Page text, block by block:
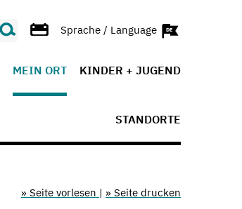
Sprache / Language
MEIN ORT KINDER + JUGEND
STANDORTE
» Seite vorlesen | » Seite drucken